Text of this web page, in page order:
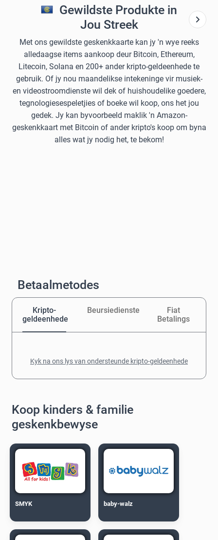
Gewildste Produkte in
Jou Streek
Met ons gewildste geskenkkaarte kan jy 'n wye reeks
alledaagse items aankoop deur Bitcoin, Ethereum,
Litecoin, Solana en 200+ ander kripto-geldeenhede te
gebruik. Of jy nou maandelikse intekeninge vir musiek-
en videostroomdienste wil dek of huishoudelike goedere,
tegnologiesespeletjies of boeke wil koop, ons het jou
gedek. Jy kan byvoorbeeld maklik 'n Amazon-
geskenkkaart met Bitcoin of ander kripto's koop om byna
alles wat jy nodig het, te bekom!
Betaalmetodes
Kripto-
geldeenhede
Beursiedienste
Fiat
Betalings
Kyk na ons lys van ondersteunde kripto-geldeenhede
Koop kinders & familie
geskenkbewyse
SMYK baby-walz